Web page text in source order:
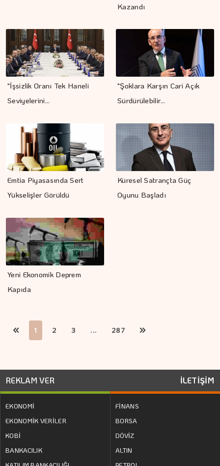
Kazandı
"İşsizlik Oranı Tek Haneli
Seviyelerini…
"Şoklara Karşın Cari Açık
Sürdürülebilir…
Emtia Piyasasında Sert
Yükselişler Görüldü
Küresel Satrançta Güç
Oyunu Başladı
Yeni Ekonomik Deprem
Kapıda
1 2 3 ... 287
REKLAM VER İLETİŞİM
EKONOMİ
EKONOMİK VERİLER
KOBİ
BANKACILIK
FİNANS
BORSA
DÖVİZ
ALTIN